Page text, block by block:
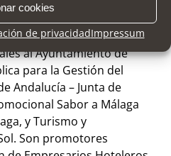
cookies
de privacidadImpressum
FYCMA (Palacio de Ferias
Participan como
al Ayuntamiento de
para la Gestión del
Andalucía – Junta de
Sabor a Málaga
y Turismo y
Son promotores